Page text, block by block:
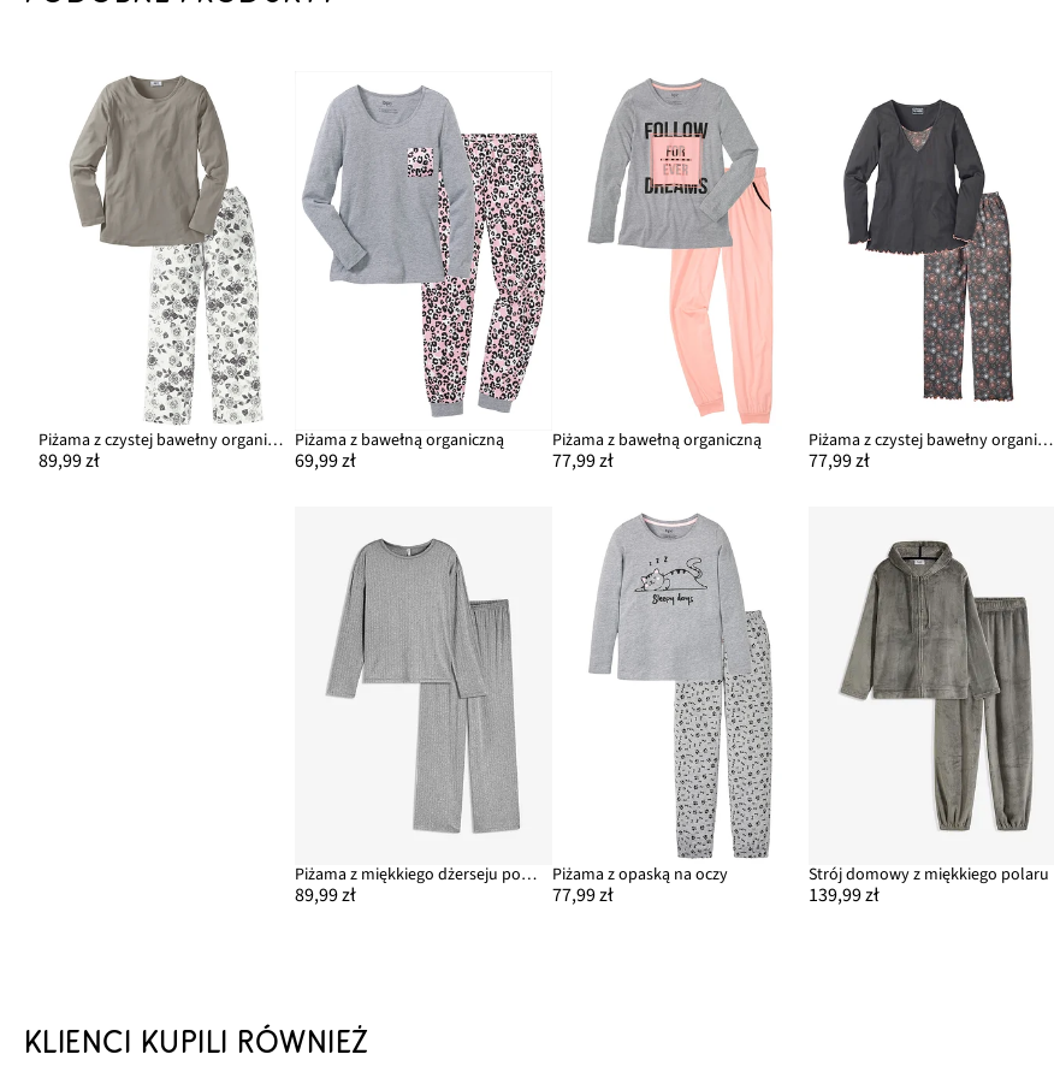
Piżama z czystej bawełny organicznej
89,99 zł
Piżama z bawełną organiczną
69,99 zł
Piżama z bawełną organiczną
77,99 zł
Piżama z czystej bawełny organicznej
77,99 zł
Piżama z miękkiego dżerseju pointelle
89,99 zł
Piżama z opaską na oczy
77,99 zł
Strój domowy z miękkiego polaru
139,99 zł
KLIENCI KUPILI RÓWNIEŻ